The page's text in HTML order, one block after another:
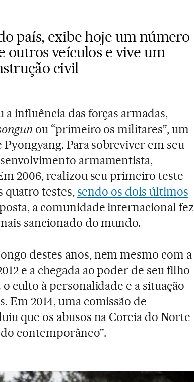
país, exibe hoje um número
outros veículos e vive um
civil
influência das forças armadas,
ou “primeiro os militares”, um
Para sobreviver em seu
armamentista,
2006, realizou seu primeiro teste
quatro testes,sendo os dois últimos
a comunidade internacional fez
sancionado do mundo.
destes anos, nem mesmo com a
e a chegada ao poder de seu filho
o culto à personalidade e a situação
Em 2014, uma comissão de
que os abusos na Coreia do Norte
contemporâneo”.